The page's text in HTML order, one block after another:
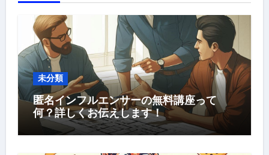
未分類
匿名インフルエンサーの無料講座って
何？詳しくお伝えします！